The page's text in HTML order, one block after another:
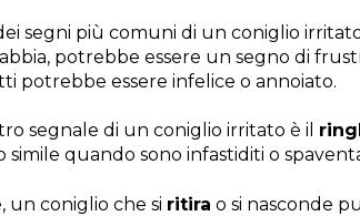
segni più comuni di un coniglio irritato
potrebbe essere un segno di
potrebbe essere infelice o annoiato.
segnale di un coniglio irritato è il
simile quando sono infastiditi o
un coniglio che si ritira o si nasconde